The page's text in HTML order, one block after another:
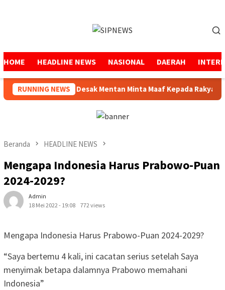
HOME HEADLINE NEWS NASIONAL DAERAH
RUNNING NEWS
Desak Mentan Minta Maaf Kepada Rakyat Aceh
Beranda HEADLINE NEWS
Mengapa Indonesia Harus Prabowo-Puan
2024-2029?
Admin
18 Mei 2022 - 19:08
772 views
Mengapa Indonesia Harus Prabowo-Puan 2024-2029?
“Saya bertemu 4 kali, ini cacatan serius setelah Saya
menyimak betapa dalamnya Prabowo memahani
Indonesia”